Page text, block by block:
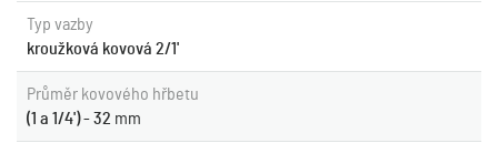
Typ vazby
kroužková kovová 2/1'
Průměr kovového hřbetu
(1 a 1/4') - 32 mm